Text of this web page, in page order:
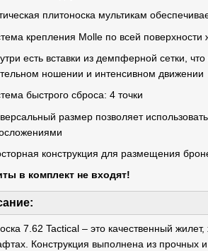
плитоноска мультикам
крепления Molle по всей поверхности
есть вставки из демпферной сетки,
ношении и интенсивном движении
быстрого сброса: 4 точки
размер позволяет
конструкция для размещения
в комплект не входят!
7.62 Tactical – это качественный
Конструкция выполнена из прочных и